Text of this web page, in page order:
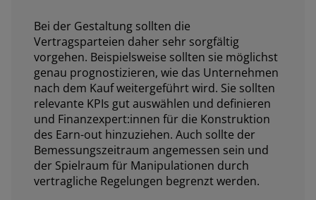
Bei der Gestaltung sollten die
Vertragsparteien daher sehr sorgfältig
vorgehen. Beispielsweise sollten sie möglichst
genau prognostizieren, wie das Unternehmen
nach dem Kauf weitergeführt wird. Sie sollten
relevante KPIs gut auswählen und definieren
und Finanzexpert:innen für die Konstruktion
des Earn-out hinzuziehen. Auch sollte der
Bemessungszeitraum angemessen sein und
der Spielraum für Manipulationen durch
vertragliche Regelungen begrenzt werden.